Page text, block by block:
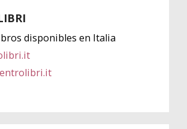
disponibles en Italia